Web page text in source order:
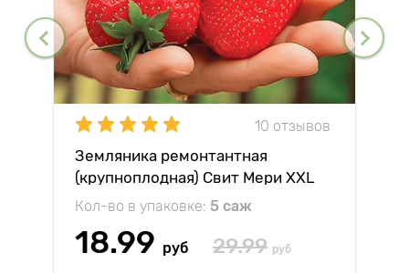
10 отзывов
Земляника ремонтантная
(крупноплодная) Свит Мери XXL
Кол-во в упаковке: 5 саж
18.99 руб 29.99 руб